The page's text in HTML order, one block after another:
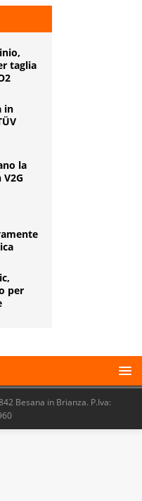
taglia
in
la
per
Besana in Brianza. P.Iva: